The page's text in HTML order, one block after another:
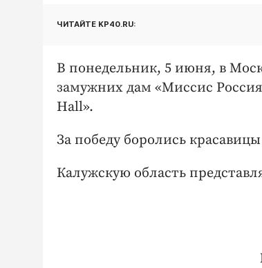
ЧИТАЙТЕ KP40.RU:
В понедельник, 5 июня, в
замужних дам «Миссис
Hall».
За победу боролись
Калужскую область